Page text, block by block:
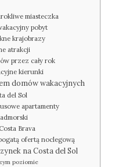
miasteczka
pobyt
krajobrazy
atrakcji
przez cały rok
kierunki
domów wakacyjnych
del Sol
apartamenty
Brava
ofertą noclegową
na Costa del Sol
poziomie